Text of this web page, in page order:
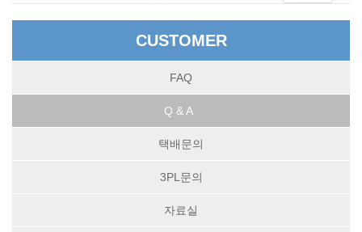
CUSTOMER
FAQ
Q & A
택배문의
3PL문의
자료실